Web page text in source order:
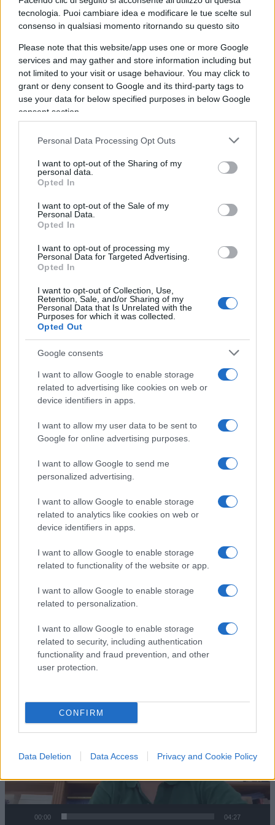
tecnologia. Puoi cambiare idea e modificare le tue scelte sul
consenso in qualsiasi momento ritornando su questo sito
Please note that this website/app uses one or more Google
services and may gather and store information including but
not limited to your visit or usage behaviour. You may click to
grant or deny consent to Google and its third-party tags to
use your data for below specified purposes in below Google
consent section.
Personal Data Processing Opt Outs
I want to opt-out of the Sharing of my
personal data.
Opted In
I want to opt-out of the Sale of my
Personal Data.
Opted In
I want to opt-out of processing my
Personal Data for Targeted Advertising.
Opted In
I want to opt-out of Collection, Use,
Retention, Sale, and/or Sharing of my
Personal Data that Is Unrelated with the
Purposes for which it was collected.
Opted Out
Google consents
I want to allow Google to enable storage
related to advertising like cookies on web or
device identifiers in apps.
I want to allow my user data to be sent to
Google for online advertising purposes.
I want to allow Google to send me
personalized advertising.
I want to allow Google to enable storage
related to analytics like cookies on web or
device identifiers in apps.
I want to allow Google to enable storage
related to functionality of the website or app.
I want to allow Google to enable storage
related to personalization.
I want to allow Google to enable storage
related to security, including authentication
functionality and fraud prevention, and other
user protection.
CONFIRM
Data Deletion Data Access Privacy and Cookie Policy
sfigato del gruppo.
Questo è quello che avviene:c’è un contesto
socioculturale che è favorevole all’utilizzo delle
droghe leggere con delle conseguenze
drammatiche. I dati e gli studi ci dicono che molto
spesso, non è ovviamente una correlazione
leggere poi passa a droghe ben più pesanti e si
rovina a tutti gli effetti e la vita. Quindi il compito,
il ruolo dello Stato e delle istituzioni della società
e soprattutto spiegare ai giovani e giovanissimi
che molto spesso sono più vulnerabili e non
sempre capiscono quale sia il pericolo di utilizzare
le droghe e di quanto siano invece dannoso.
Al contrario, noi abbiamo sostanzialmente un
immaginario che è portato avanti da delle serie tv,
il cinema e anche attraverso i social network, dove
si sdogana l’utilizzo delle droghe. Non è un caso
che purtroppo quella tragedia che è avvenuta a
Casal Palocco a Roma dove il giovane influencer
positivo alla cannabis. Molto spesso c’è anche il
aver fatto uso di droga. Lo fanno anche dopo aver
assunto dell’alcol ed è sbagliato anche questo
ovviamente.
Il problema è che noi continuiamo a proporre dei
modelli negativi come quasi da emulare.
L’immaginario, i mezzi di comunicazione, il
cinema e la televisione hanno una forte
responsabilità.Così non riusciremo mai a
continueranno purtroppo a rovinarsi le vite di
migliaia di giovani italiani.
Player
00:00 04:27